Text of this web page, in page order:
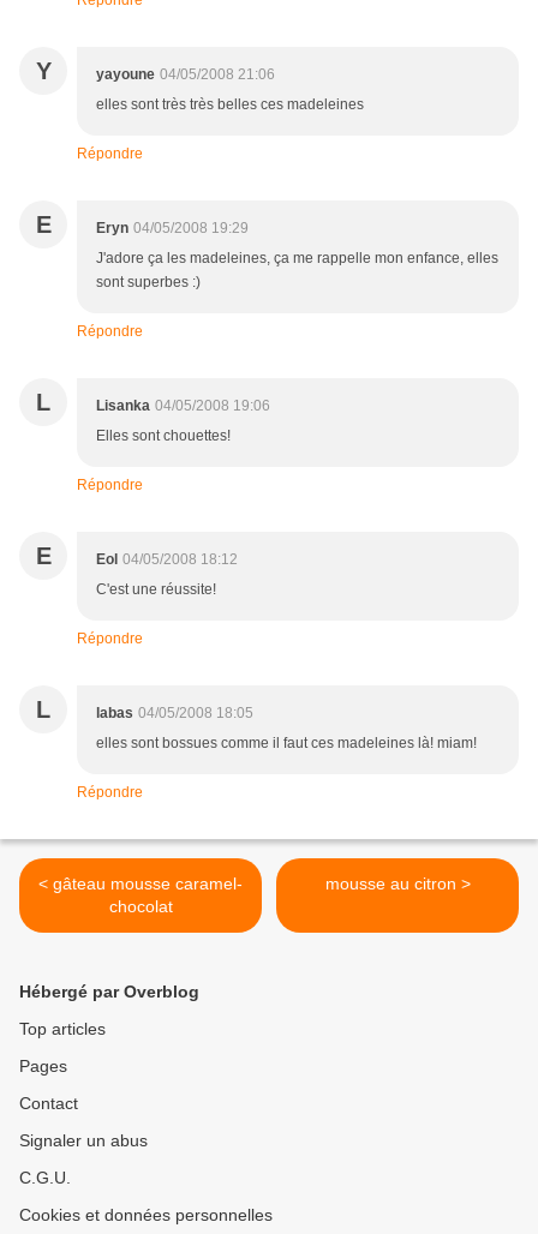
Y yayoune 04/05/2008 21:06
elles sont très très belles ces madeleines
Répondre
E Eryn 04/05/2008 19:29
J'adore ça les madeleines, ça me rappelle mon enfance, elles
sont superbes :)
Répondre
L Lisanka 04/05/2008 19:06
Elles sont chouettes!
Répondre
E Eol 04/05/2008 18:12
C'est une réussite!
Répondre
L labas 04/05/2008 18:05
elles sont bossues comme il faut ces madeleines là! miam!
Répondre
< gâteau mousse caramel-
chocolat
mousse au citron >
Hébergé par Overblog
Top articles
Pages
Contact
Signaler un abus
C.G.U.
Cookies et données personnelles